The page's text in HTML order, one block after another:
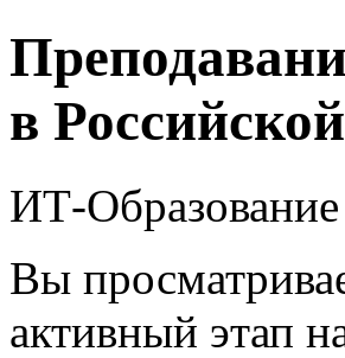
в
ИТ-
Вы
активный этап